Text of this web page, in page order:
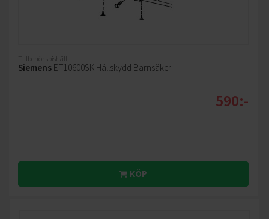
Tillbehör spishäll
Siemens ET10600SK Hällskydd Barnsäker
590:-
KÖP